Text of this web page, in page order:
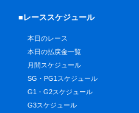
■レーススケジュール
本日のレース
本日の払戻金一覧
月間スケジュール
SG・PG1スケジュール
G1・G2スケジュール
G3スケジュール